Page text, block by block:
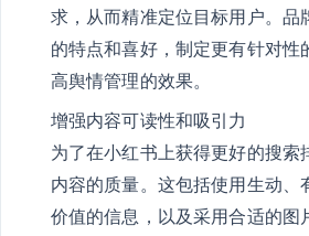
求，从而精准定位目标用户。品
的特点和喜好，制定更有针对性
高舆情管理的效果。
增强内容可读性和吸引力
为了在小红书上获得更好的搜索
内容的质量。这包括使用生动、
价值的信息，以及采用合适的图